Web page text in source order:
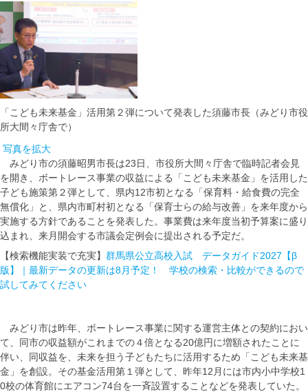
「こども未来基金」活用第２弾について発表した須藤市長（みどり市役
所大間々庁舎で）
写真を拡大
みどり市の須藤昭男市長は23日、市役所大間々庁舎で臨時記者会見
を開き、ボートレース事業の収益による「こども未来基金」を活用した
子ども施策第２弾として、県内12市初となる「保育料・給食費の完全
無償化」と、県内市町村初となる「保育士らの給与改善」を来年度から
実施する方針であることを発表した。事業費は来年度当初予算案に盛り
込まれ、来月開会する市議会定例会に提出される予定だ。
【検索機能実装で充実】 群馬県公立高校入試 データガイド2027【β
版】｜最新データの更新は8月予定！ 学校の検索・比較ができるので
試してみてください
みどり市は昨年、ボートレース事業に関する運営主体との契約におい
て、同市の収益額がこれまでの４倍となる20億円に増額されたことに
伴い、同収益を、未来を担う子どもたちに活用するため「こども未来基
金」を創設。その基金活用第１弾として、昨年12月には市内小中学校1
0校の体育館にエアコン74台を一斉設置することなどを発表していた。